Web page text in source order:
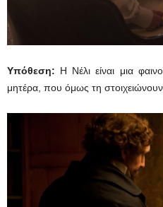
Υπόθεση: Η Νέλι είναι μια
μητέρα, που όμως τη στοιχειώνουν